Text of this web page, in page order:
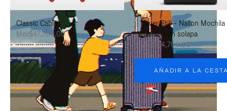
PAUSARLO.
PARA
ACTIVARLO.
Classic Cabin
Mex$47,700.00
Never Still - Nailon Mochila
grande con solapa
Mex$34,700.00
AÑADIR A LA